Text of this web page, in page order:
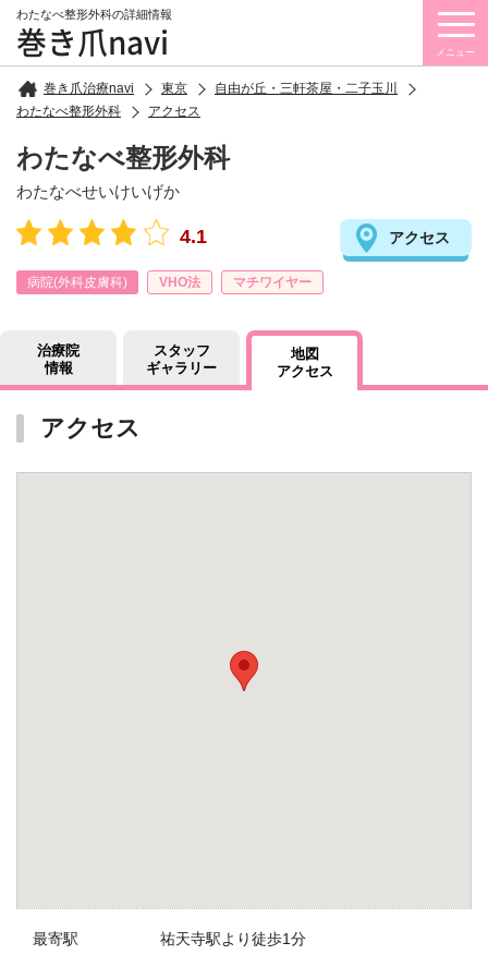
わたなべ整形外科の詳細情報
巻き爪navi
巻き爪治療navi 東京
自由が丘・三軒茶屋・二子玉川
わたなべ整形外科
アクセス
わたなべ整形外科
わたなべせいけいげか
4.1 アクセス
病院(外科皮膚科) VHO法 マチワイヤー
治療院
情報
スタッフ
ギャラリー
地図
アクセス
アクセス
最寄駅 祐天寺駅より徒歩1分
メニュー